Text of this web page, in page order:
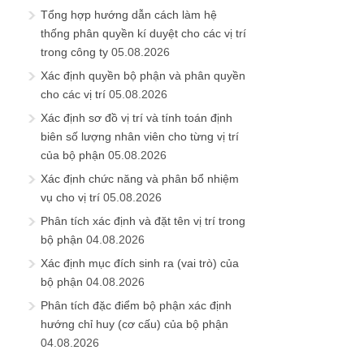
Tổng hợp hướng dẫn cách làm hệ
thống phân quyền kí duyệt cho các vị trí
trong công ty 05.08.2026
Xác định quyền bộ phận và phân quyền
cho các vị trí 05.08.2026
Xác định sơ đồ vị trí và tính toán định
biên số lượng nhân viên cho từng vị trí
của bộ phận 05.08.2026
Xác định chức năng và phân bổ nhiệm
vụ cho vị trí 05.08.2026
Phân tích xác định và đặt tên vị trí trong
bộ phận 04.08.2026
Xác định mục đích sinh ra (vai trò) của
bộ phận 04.08.2026
Phân tích đặc điểm bộ phận xác định
hướng chỉ huy (cơ cấu) của bộ phận
04.08.2026